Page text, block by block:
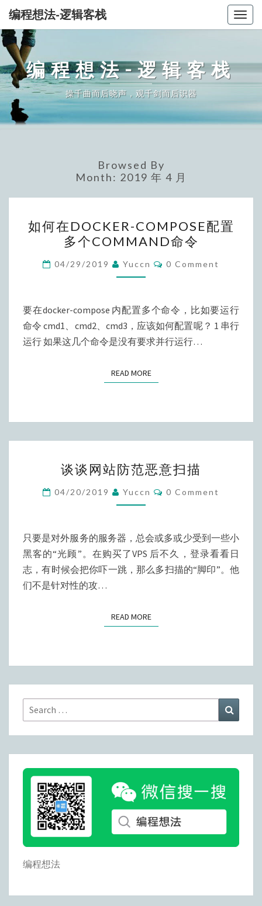
编程想法-逻辑客栈
编程想法-逻辑客栈
操千曲而后晓声，观千剑而后识器
Browsed By
Month: 2019 年 4 月
何
在
DOCKER-
COMPOSE
置
多
个
命
如何在DOCKER-COMPOSE配置
多个COMMAND命令
04/29/2019 Yuccn Comments
0 Comment
要在docker-compose 内配置多个命令，比如要运行
命令 cmd1、cmd2、cmd3，应该如何配置呢？ 1 串行
运行 如果这几个命令是没有要求并行运行…
READ MOREREAD MORE
谈
网
站
范
恶
意
谈谈网站防范恶意扫描
04/20/2019 Yuccn Comments
0 Comment
只要是对外服务的服务器，总会或多或少受到一些小
黑客的“光顾”。在购买了VPS 后不久，登录看看日
志，有时候会把你吓一跳，那么多扫描的“脚印”。他
们不是针对性的攻…
READ MOREREAD MORE
Search
for:
编程想法